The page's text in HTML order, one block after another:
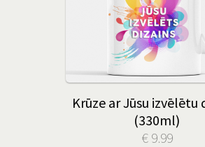
Krūze ar Jūsu izvēlētu
(330ml)
€ 9.99